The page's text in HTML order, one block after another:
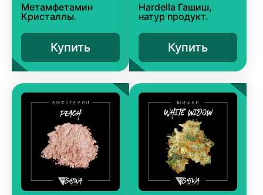
Метамфетамин
Кристаллы.
Купить
Hardella Гашиш,
натур продукт.
Купить